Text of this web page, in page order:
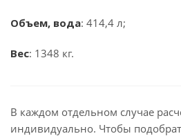
Объем, вода: 414,4 л;
Вес: 1348 кг.
В каждом отдельном случае
индивидуально. Чтобы